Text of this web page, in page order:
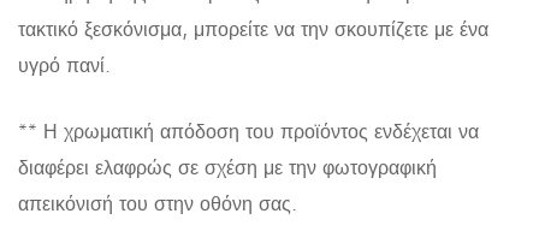
τακτικό ξεσκόνισμα, μπορείτε να την σκουπίζετε με ένα
υγρό πανί.
** Η χρωματική απόδοση του προϊόντος ενδέχεται να
διαφέρει ελαφρώς σε σχέση με την φωτογραφική
απεικόνισή του στην οθόνη σας.